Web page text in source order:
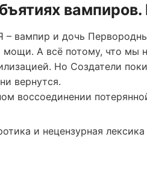
– вампир и дочь
мощи. А всё потому, что мы
Но Создатели
вернутся.
воссоединении
и нецензурная лексика